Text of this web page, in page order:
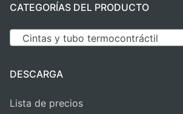
CATEGORÍAS DEL PRODUCTO
Cintas y tubo termocontráctil
DESCARGA
Lista de precios